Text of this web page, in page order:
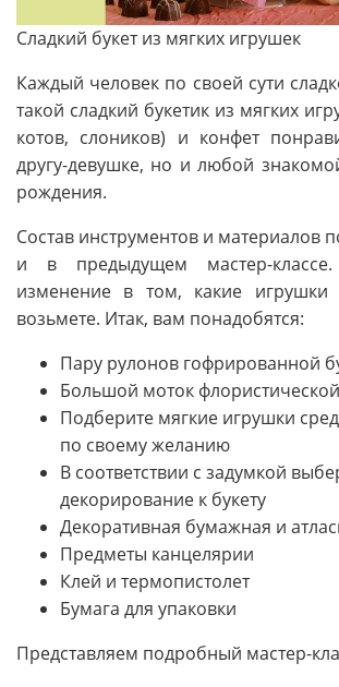
Сладкий букет из мягких игрушек
Каждый человек по своей сути
такой сладкий букетик из мягких
котов, слоников) и конфет
другу-девушке, но и любой
рождения.
Состав инструментов и материалов
и в предыдущем мастер-классе.
изменение в том, какие
возьмете. Итак, вам понадобятся:
Пару рулонов гофрированной
Большой моток
Подберите мягкие игрушки
по своему желанию
В соответствии с задумкой
декорирование к букету
Декоративная бумажная и
Предметы канцелярии
Клей и термопистолет
Бумага для упаковки
Представляем подробный мастер-